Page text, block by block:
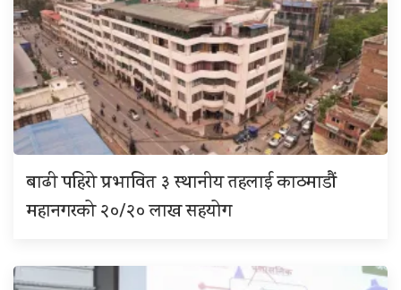
बाढी पहिरो प्रभावित ३ स्थानीय तहलाई काठमाडौं
महानगरको २०/२० लाख सहयोग